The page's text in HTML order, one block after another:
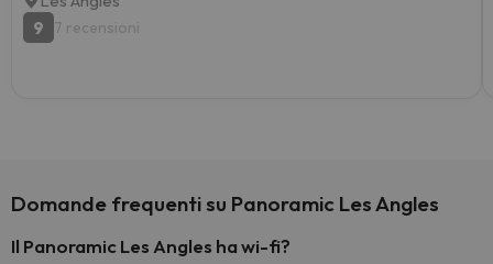
9
7 recensioni
Domande frequenti su Panoramic Les Angles
Il Panoramic Les Angles ha wi-fi?